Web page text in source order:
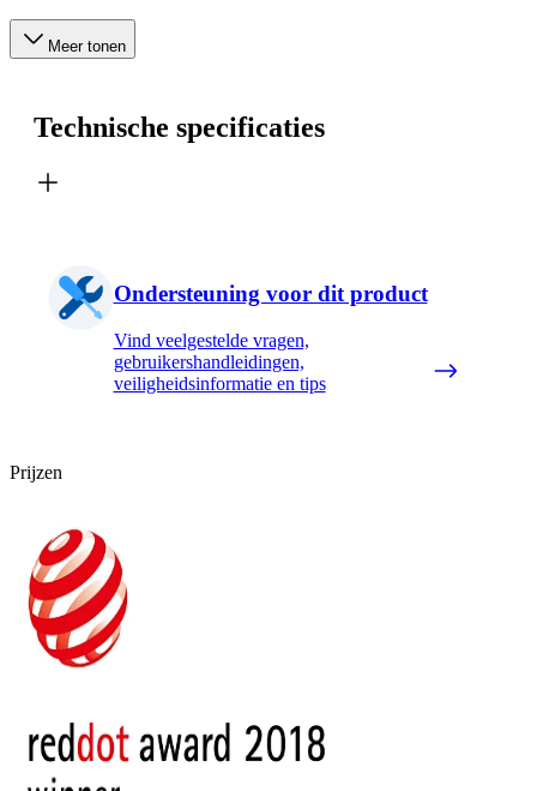
Meer tonen
Technische specificaties
Ondersteuning voor dit product
Vind veelgestelde vragen,
gebruikershandleidingen,
veiligheidsinformatie en tips
Prijzen